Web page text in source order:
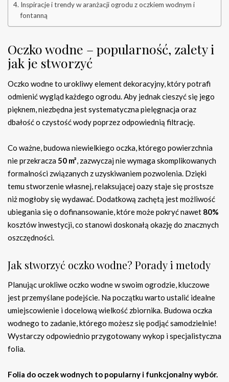
Inspiracje i trendy w aranżacji ogrodu z oczkiem wodnym i
fontanną
Oczko wodne – popularność, zalety i
jak je stworzyć
Oczko wodne to urokliwy element dekoracyjny, który potrafi
odmienić wygląd każdego ogrodu. Aby jednak cieszyć się jego
pięknem, niezbędna jest systematyczna pielęgnacja oraz
dbałość o czystość wody poprzez odpowiednią filtrację.
Co ważne, budowa niewielkiego oczka, którego powierzchnia
nie przekracza50 m², zazwyczaj nie wymaga skomplikowanych
formalności związanych z uzyskiwaniem pozwolenia. Dzięki
temu stworzenie własnej, relaksującej oazy staje się prostsze
niż mogłoby się wydawać. Dodatkową zachętą jest możliwość
ubiegania się o dofinansowanie, które może pokryć nawet 80%
kosztów inwestycji, co stanowi doskonałą okazję do znacznych
oszczędności.
Jak stworzyć oczko wodne? Porady i metody
Planując urokliwe oczko wodne w swoim ogrodzie, kluczowe
jest przemyślane podejście. Na początku warto ustalić idealne
umiejscowienie i docelową wielkość zbiornika. Budowa oczka
wodnego to zadanie, którego możesz się podjąć samodzielnie!
Wystarczy odpowiednio przygotowany wykop i specjalistyczna
folia.
Folia do oczek wodnych to popularny i funkcjonalny wybór.